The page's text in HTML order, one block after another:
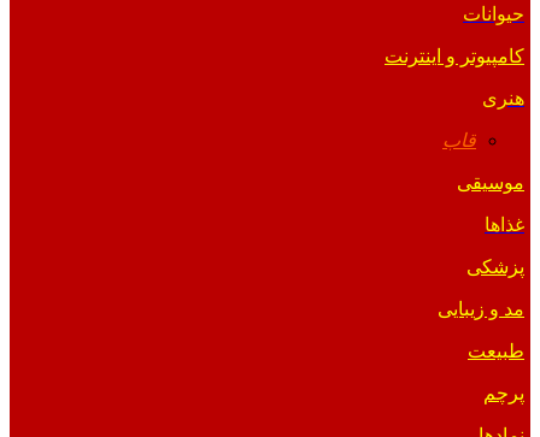
حیوانات
کامپیوتر و اینترنت
هنری
قاب
موسیقی
غذاها
پزشکی
مد و زیبایی
طبیعت
پرچم